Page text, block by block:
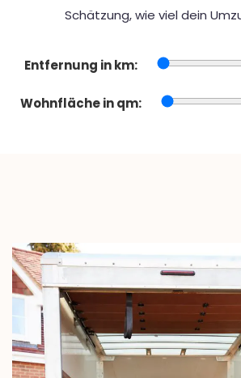
Schätzung, wie viel dein
Entfernung in km:
Wohnfläche in qm: